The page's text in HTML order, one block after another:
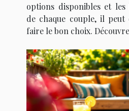
options disponibles et les
de chaque couple, il
faire le bon choix.